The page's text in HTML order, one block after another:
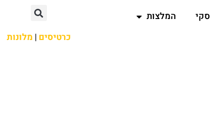
סקי
המלצות
כרטיסים | מלונות